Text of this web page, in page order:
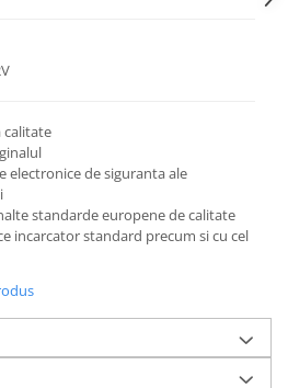
calitate
electronice de siguranta ale
standarde europene de calitate
incarcator standard precum si cu cel